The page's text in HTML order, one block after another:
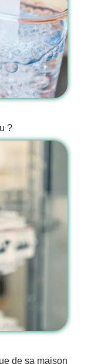
?
de sa maison